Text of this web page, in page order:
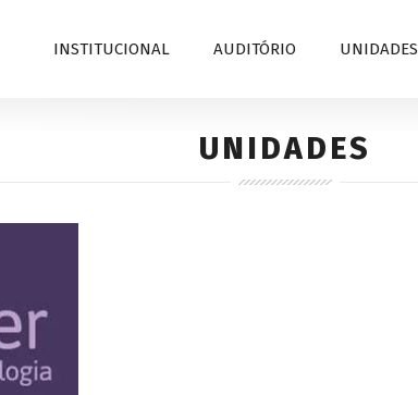
INSTITUCIONAL AUDITÓRIO UNIDADES
UNIDADES